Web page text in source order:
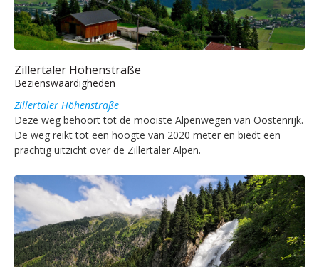
Zillertaler Höhenstraße
Bezienswaardigheden
Zillertaler Höhenstraße
Deze weg behoort tot de mooiste Alpenwegen van Oostenrijk.
De weg reikt tot een hoogte van 2020 meter en biedt een
prachtig uitzicht over de Zillertaler Alpen.